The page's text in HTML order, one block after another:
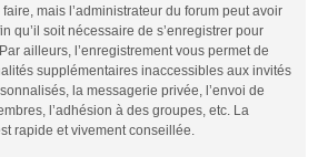
mais l’administrateur du forum peut avoir
qu’il soit nécessaire de s’enregistrer pour
ailleurs, l’enregistrement vous permet de
supplémentaires inaccessibles aux invités
la messagerie privée, l’envoi de
l’adhésion à des groupes, etc. La
rapide et vivement conseillée.